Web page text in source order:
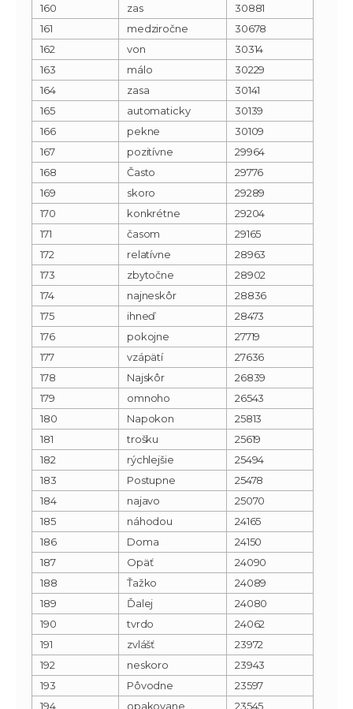
160
zas
30881
161
medziročne
30678
162
von
30314
163
málo
30229
164
zasa
30141
165
automaticky
30139
166
pekne
30109
167
pozitívne
29964
168
Často
29776
169
skoro
29289
170
konkrétne
29204
171
časom
29165
172
relatívne
28963
173
zbytočne
28902
174
najneskôr
28836
175
ihneď
28473
176
pokojne
27719
177
vzápätí
27636
178
Najskôr
26839
179
omnoho
26543
180
Napokon
25813
181
trošku
25619
182
rýchlejšie
25494
183
Postupne
25478
184
najavo
25070
185
náhodou
24165
186
Doma
24150
187
Opäť
24090
188
Ťažko
24089
189
Ďalej
24080
190
tvrdo
24062
191
zvlášť
23972
192
neskoro
23943
193
Pôvodne
23597
194
opakovane 23545